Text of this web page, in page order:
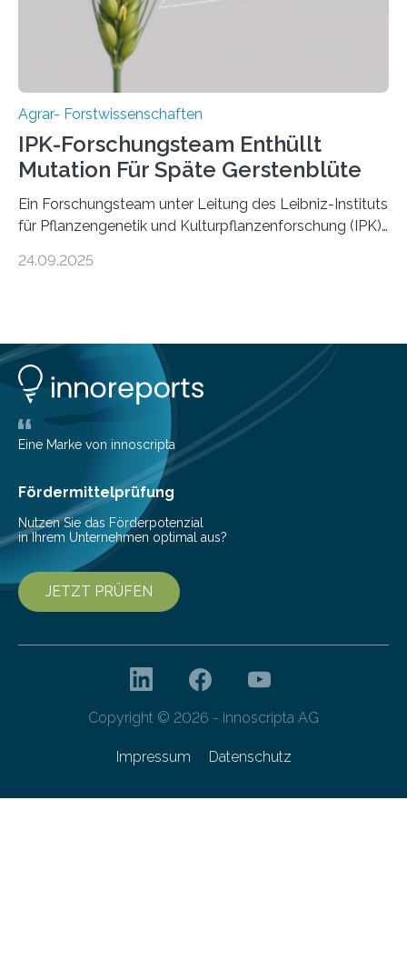
Forschungsgruppe hat die Evolution und…
Agrar- Forstwissenschaften
IPK-Forschungsteam Enthüllt
Mutation Für Späte Gerstenblüte
Ein Forschungsteam unter Leitung des Leibniz-Instituts
für Pflanzengenetik und Kulturpflanzenforschung (IPK)
entdeckt, das Gerste in Regionen mit langen
Sammlungen von Wild- und domestizierter Gerste
analysierten, konnten auch zeigen, dass die Mutation
erst nach der Domestizierung in der südlichen Levante
aus der Wildgerste hervorging und damit frühere
Annahmen zum Ursprungsort widerlegen. Die
Ergebnisse wurden in…
24.09.2025
Eine Marke von innoscripta
Fördermittelprüfung
Nutzen Sie das Förderpotenzial
in Ihrem Unternehmen optimal aus?
JETZT PRÜFEN
Copyright © 2026 - innoscripta AG
Impressum Datenschutz